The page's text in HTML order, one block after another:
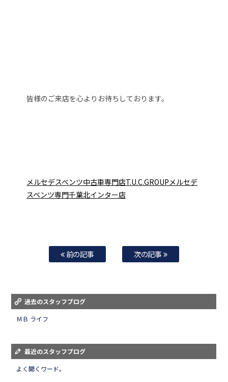
皆様のご来店を心よりお待ちしております。
メルセデスベンツ中古車専門店T.U.C.GROUPメルセデ
スベンツ専門千葉北インター店
前の記事 次の記事
過去のスタッフブログ
ＭＢ ライフ
最近のスタッフブログ
よく聞くワード。